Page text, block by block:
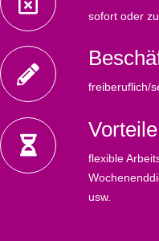
sofort oder
freiberuflich/
flexible
usw.